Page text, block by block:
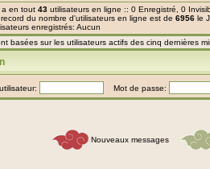
a en tout 43 utilisateurs en ligne :: 0 Enregistré, 0
du nombre d'utilisateurs en ligne est de 6956 le
enregistrés: Aucun
basées sur les utilisateurs actifs des cinq dernières
Mot de passe:
Nouveaux messages